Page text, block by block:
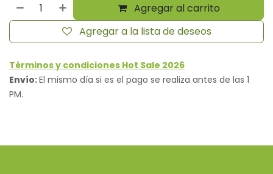
Agregar al carrito
Agregar a la lista de deseos
Términos y condiciones Hot Sale 2026
Envío:El mismo día si es el pago se realiza antes de las 1
PM.